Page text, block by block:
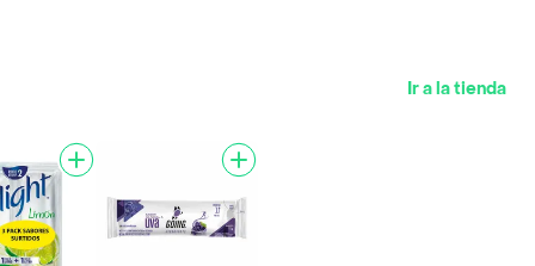
Ir a la tienda